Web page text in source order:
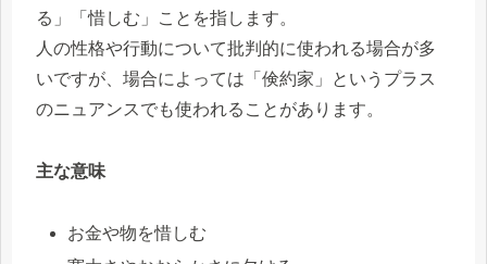
る」「惜しむ」ことを指します。
人の性格や行動について批判的に使われる場合が多
いですが、場合によっては「倹約家」というプラス
のニュアンスでも使われることがあります。
主な意味
お金や物を惜しむ